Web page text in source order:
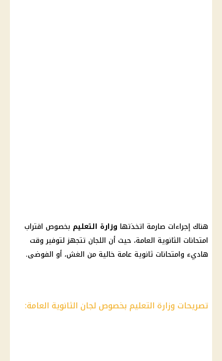
هناك إجراءات صارمة اتخذتها وزارة التعليم بخصوص اقتراب
امتحانات الثانوية العامة، حيث أن اللجان تتجهز لتوفير وقت
هاديء وامتحانات ثانوية عامة خالية من الغش، أو الفوضى.
تصريحات وزارة التعليم بخصوص لجان الثانوية العامة: